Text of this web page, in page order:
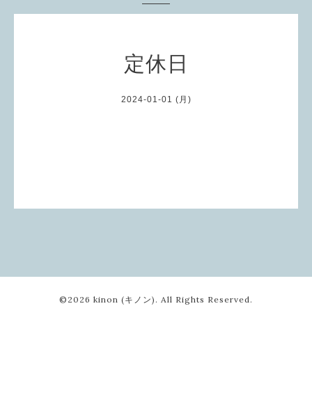
定休日
2024-01-01 (月)
©2026 kinon (キノン) . All Rights Reserved.